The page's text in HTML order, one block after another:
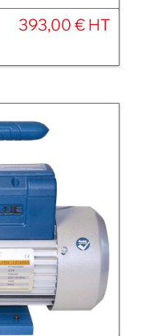
393,00 € HT